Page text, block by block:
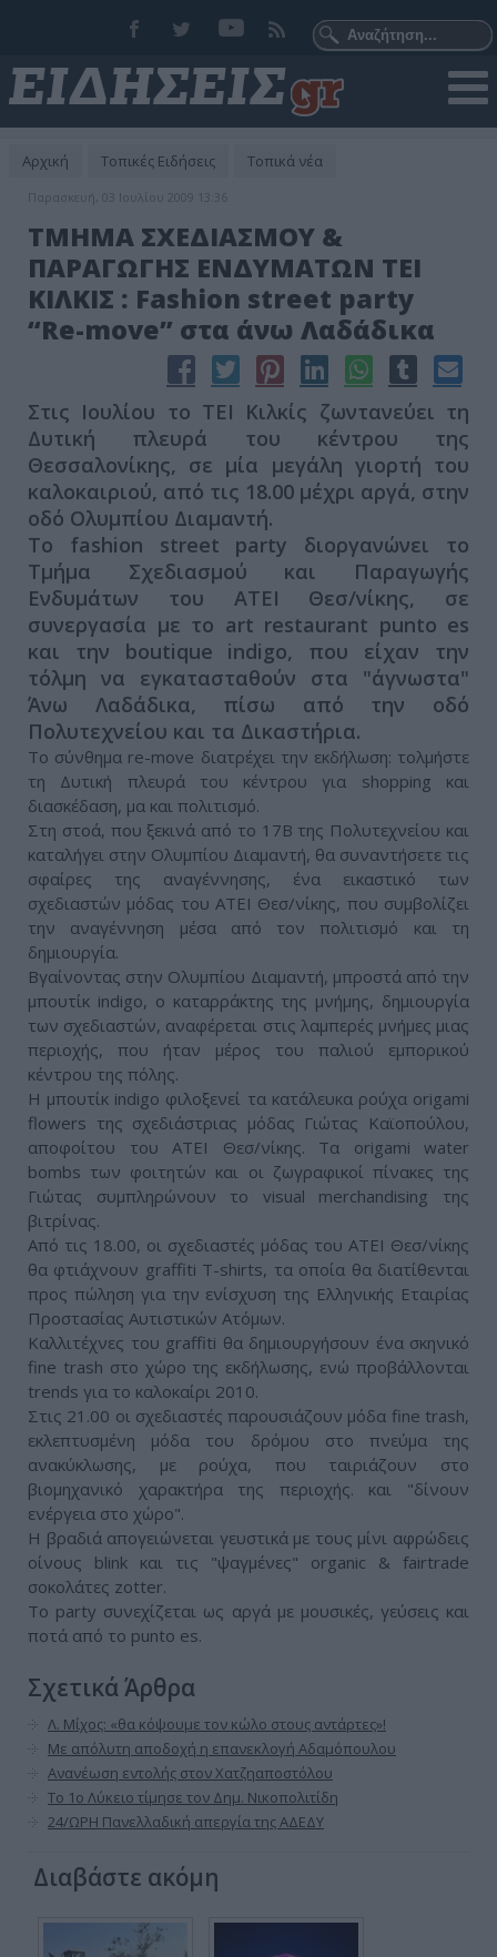
Αρχική Τοπικές Ειδήσεις Τοπικά νέα
Παρασκευή, 03 Ιουλίου 2009 13:36
ΤΜΗΜΑ ΣΧΕΔΙΑΣΜΟΥ &
ΠΑΡΑΓΩΓΗΣ ΕΝΔΥΜΑΤΩΝ ΤΕΙ
ΚΙΛΚΙΣ : Fashion street party
“Re-move” στα άνω Λαδάδικα
Στις Ιουλίου το ΤΕΙ Κιλκίς ζωντανεύει τη
Δυτική πλευρά του κέντρου της
Θεσσαλονίκης, σε μία μεγάλη γιορτή του
καλοκαιριού, από τις 18.00 μέχρι αργά, στην
οδό Ολυμπίου Διαμαντή.
Το fashion street party διοργανώνει το
Τμήμα Σχεδιασμού και Παραγωγής
Ενδυμάτων του ΑΤΕΙ Θεσ/νίκης, σε
συνεργασία με το art restaurant punto es
και την boutique indigo, που είχαν την
τόλμη να εγκατασταθούν στα "άγνωστα"
Άνω Λαδάδικα, πίσω από την οδό
Πολυτεχνείου και τα Δικαστήρια.
To σύνθημα re-move διατρέχει την εκδήλωση: τολμήστε
τη Δυτική πλευρά του κέντρου για shopping και
διασκέδαση, μα και πολιτισμό.
Στη στοά, που ξεκινά από το 17Β της Πολυτεχνείου και
καταλήγει στην Ολυμπίου Διαμαντή, θα συναντήσετε τις
σφαίρες της αναγέννησης, ένα εικαστικό των
σχεδιαστών μόδας του ΑΤΕΙ Θεσ/νίκης, που συμβολίζει
την αναγέννηση μέσα από τον πολιτισμό και τη
δημιουργία.
Βγαίνοντας στην Ολυμπίου Διαμαντή, μπροστά από την
μπουτίκ indigo, ο καταρράκτης της μνήμης, δημιουργία
των σχεδιαστών, αναφέρεται στις λαμπερές μνήμες μιας
περιοχής, που ήταν μέρος του παλιού εμπορικού
κέντρου της πόλης.
Η μπουτίκ indigo φιλοξενεί τα κατάλευκα ρούχα origami
flowers της σχεδιάστριας μόδας Γιώτας Καϊοπούλου,
αποφοίτου του ΑΤΕΙ Θεσ/νίκης. Τα origami water
bombs των φοιτητών και οι ζωγραφικοί πίνακες της
Γιώτας συμπληρώνουν το visual merchandising της
βιτρίνας.
Από τις 18.00, οι σχεδιαστές μόδας του ΑΤΕΙ Θεσ/νίκης
θα φτιάχνουν graffiti T-shirts, τα οποία θα διατίθενται
προς πώληση για την ενίσχυση της Ελληνικής Εταιρίας
Προστασίας Αυτιστικών Ατόμων.
Καλλιτέχνες του graffiti θα δημιουργήσουν ένα σκηνικό
fine trash στο χώρο της εκδήλωσης, ενώ προβάλλονται
trends για το καλοκαίρι 2010.
Στις 21.00 οι σχεδιαστές παρουσιάζουν μόδα fine trash,
εκλεπτυσμένη μόδα του δρόμου στο πνεύμα της
ανακύκλωσης, με ρούχα, που ταιριάζουν στο
βιομηχανικό χαρακτήρα της περιοχής. και "δίνουν
ενέργεια στο χώρο".
Η βραδιά απογειώνεται γευστικά με τους μίνι αφρώδεις
οίνους blink και τις "ψαγμένες" organic & fairtrade
σοκολάτες zotter.
Το party συνεχίζεται ως αργά με μουσικές, γεύσεις και
ποτά από το punto es.
Σχετικά Άρθρα
Λ. Μίχος: «θα κόψουμε τον κώλο στους αντάρτες»!
Με απόλυτη αποδοχή η επανεκλογή Αδαμόπουλου
Ανανέωση εντολής στον Χατζηαποστόλου
Το 1ο Λύκειο τίμησε τον Δημ. Νικοπολιτίδη
24/ΩΡΗ Πανελλαδική απεργία της ΑΔΕΔΥ
Διαβάστε ακόμη